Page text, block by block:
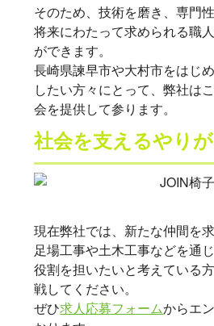
そのため、技術を磨き、専門
将来にわたって求められる職
ができます。
長崎県諫早市や大村市をはじ
したい方々にとって、弊社は
会を提供して参ります。
社会を支えるやり
現在弊社では、新たな仲間を
足場工事や土木工事などを通
役割を担いたいと考えている
戦してください。
ぜひ求人応募フォームからエ